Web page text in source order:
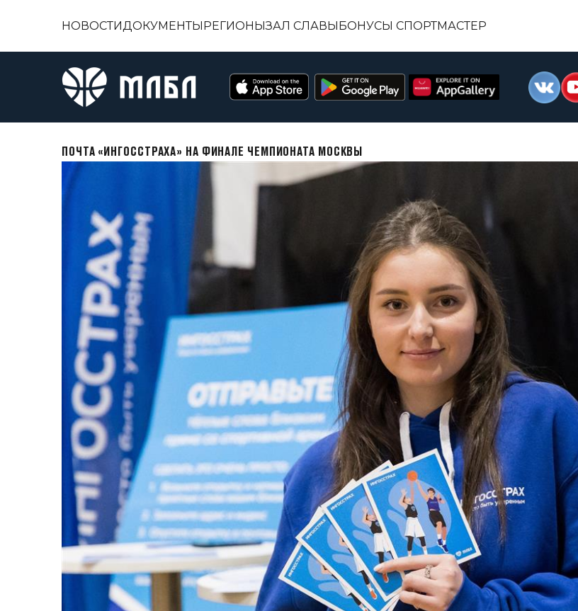
НОВОСТИДОКУМЕНТЫРЕГИОНЫЗАЛ СЛАВЫБОНУСЫ СПОРТМАСТЕР
ПОЧТА «ИНГОССТРАХА» НА ФИНАЛЕ ЧЕМПИОНАТА МОСКВЫ